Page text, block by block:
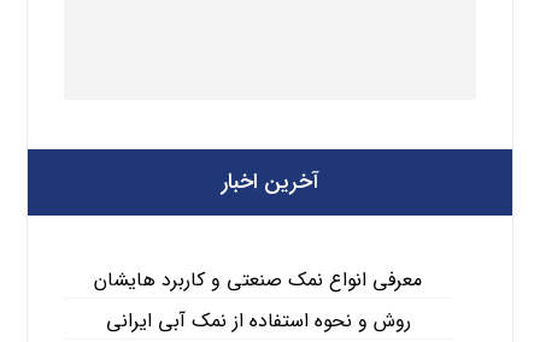
آخرین اخبار
معرفی انواع نمک صنعتی و کاربرد هایشان
روش و نحوه استفاده از نمک آبی ایرانی